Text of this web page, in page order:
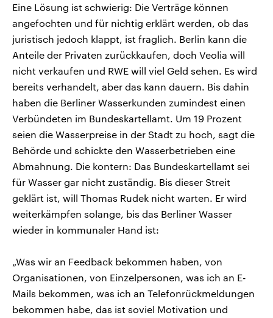
Eine Lösung ist schwierig: Die Verträge können
angefochten und für nichtig erklärt werden, ob das
juristisch jedoch klappt, ist fraglich. Berlin kann die
Anteile der Privaten zurückkaufen, doch Veolia will
nicht verkaufen und RWE will viel Geld sehen. Es wird
bereits verhandelt, aber das kann dauern. Bis dahin
haben die Berliner Wasserkunden zumindest einen
Verbündeten im Bundeskartellamt. Um 19 Prozent
seien die Wasserpreise in der Stadt zu hoch, sagt die
Behörde und schickte den Wasserbetrieben eine
Abmahnung. Die kontern: Das Bundeskartellamt sei
für Wasser gar nicht zuständig. Bis dieser Streit
geklärt ist, will Thomas Rudek nicht warten. Er wird
weiterkämpfen solange, bis das Berliner Wasser
wieder in kommunaler Hand ist:
„Was wir an Feedback bekommen haben, von
Organisationen, von Einzelpersonen, was ich an E-
Mails bekommen, was ich an Telefonrückmeldungen
bekommen habe, das ist soviel Motivation und